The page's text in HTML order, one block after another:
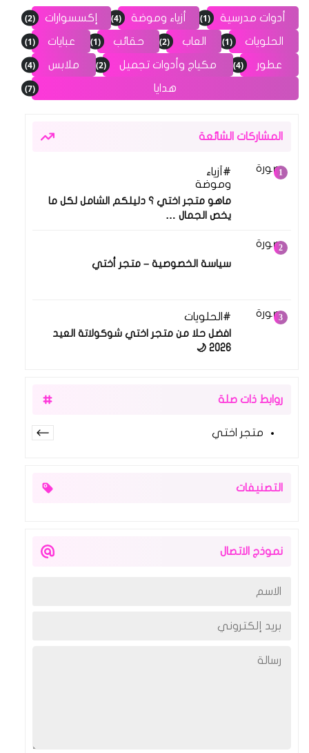
أدوات مدرسية (1) أزياء وموضة (4) إكسسوارات (2)
الحلويات (1) العاب (2) حقائب (1) عبايات (1)
عطور (4) مكياج وأدوات تجميل (2) ملابس (4)
هدايا (7)
المشاركات الشائعة
أزياء
وموضة
ماهو متجر اختي ؟ دليلكم الشامل لكل ما
يخص الجمال …
سياسة الخصوصية – متجر أختي
الحلويات
افضل حلا من متجر اختي شوكولاتة العيد
2026 🌙
روابط ذات صلة
متجر اختي
التصنيفات
نموذج الاتصال